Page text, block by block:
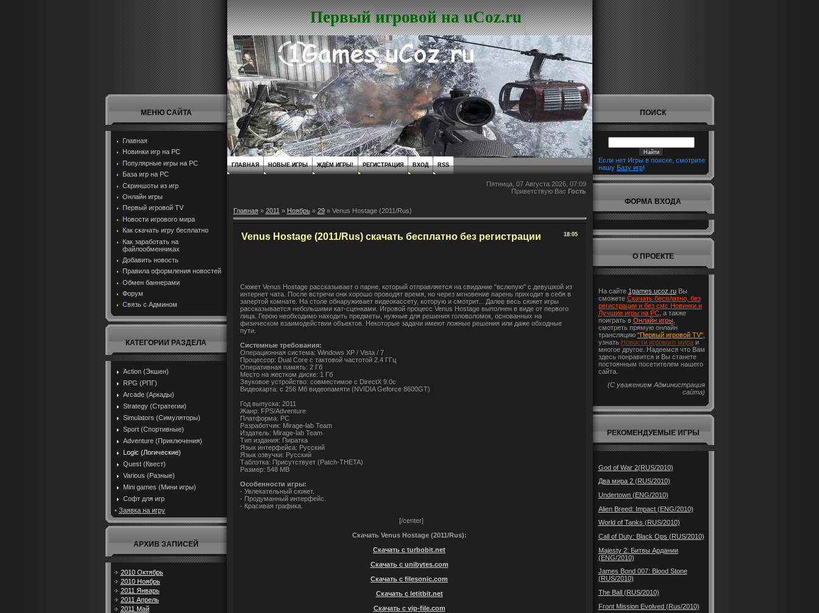
МЕНЮ САЙТА
Главная
Новинки игр на PC
Популярные игры на PC
База игр на РС
Скриншоты из игр
Онлайн игры
Первый игровой TV
Новости игрового мира
Как скачать игру бесплатно
Как заработать на
файлообменниках
Добавить новость
Правила оформления новостей
Обмен баннерами
Форум
Связь с Админом
КАТЕГОРИИ РАЗДЕЛА
Action (Экшен)
RPG (РПГ)
Arcade (Аркады)
Strategy (Стратегии)
Simulators (Симуляторы)
Sport (Спортивные)
Adventure (Приключения)
Logic (Логические)
Quest (Квест)
Various (Разные)
Mini games (Мини игры)
Софт для игр
• Заявка на игру
АРХИВ ЗАПИСЕЙ
2010 Октябрь
2010 Ноябрь
2011 Январь
2011 Апрель
2011 Май
Первый игровой на uCoz.ru
ГЛАВНАЯ НОВЫЕ ИГРЫ ЖДЁМ ИГРЫ! РЕГИСТРАЦИЯ ВХОД RSS
Пятница, 07 Августа 2026, 07:09
Приветствую Вас Гость
Главная» 2011 » Ноябрь » 29» Venus Hostage (2011/Rus)
18:05
Venus Hostage (2011/Rus) скачать бесплатно без регистрации
Сюжет Venus Hostage рассказывает о парне, который отправляется на свидание "вслепую" с девушкой из
интернет чата. После встречи они хорошо проводят время, но через мгновение парень приходит в себя в
запертой комнате. На столе обнаруживает видеокассету, которую и смотрит... Далее весь сюжет игры
рассказывается небольшими кат-сценками. Игровой процесс Venus Hostage выполнен в виде от первого
лица. Герою необходимо находить предметы, нужные для решения головоломок, основанных на
физическом взаимодействии объектов. Некоторые задачи имеют ложные решения или даже обходные
пути.
Системные требования:
Операционная система: Windows XP / Vista / 7
Процессор: Dual Core с тактовой частотой 2.4 ГГц
Оперативная память: 2 Гб
Место на жестком диске: 1 Гб
Звуковое устройство: совместимое с DirectX 9.0с
Видеокарта: с 256 Мб видеопамяти (NVIDIA Geforce 8600GT)
Год выпуска: 2011
Жанр: FPS/Adventure
Платформа: PC
Разработчик: Mirage-lab Team
Издатель: Mirage-lab Team
Тип издания: Пиратка
Язык интерфейса: Русский
Язык озвучки: Русский
Таблэтка: Присутствует (Patch-THETA)
Размер: 548 MB
Особенности игры:
- Увлекательный сюжет.
- Продуманный интерфейс.
- Красивая графика.
[/center]
Скачать Venus Hostage (2011/Rus):
Скачать с turbobit.net
Скачать с unibytes.com
Скачать с filesonic.com
Скачать с letitbit.net
Скачать с vip-file.com
ПОИСК
Если нет Игры в поиске, смотрите
нашу Базу игр!
ФОРМА ВХОДА
О ПРОЕКТЕ
На сайте 1games.ucoz.ruВы
сможете Скачать бесплатно, без
регистрации и без смс Новинки и
Лучшие игры на PC, а также
поиграть в Онлайн игры,
смотреть прямую онлайн
трансляцию "Первый игровой TV",
узнать Новости игрового мираи
многое другое. Надеемся что Вам
здесь понравится и Вы станете
постоянным посетителем нашего
сайта.
(С уважением Администрация
сайта)
РЕКОМЕНДУЕМЫЕ ИГРЫ
God of War 2(RUS/2010)
Два мира 2 (RUS/2010)
Undertown (ENG/2010)
Alien Breed: Impact (ENG/2010)
World of Tanks (RUS/2010)
Call of Duty: Black Ops (RUS/2010)
Majesty 2: Битвы Ардании
(ENG/2010)
James Bond 007: Blood Stone
(RUS/2010)
The Ball (RUS/2010)
Front Mission Evolved (Rus/2010)